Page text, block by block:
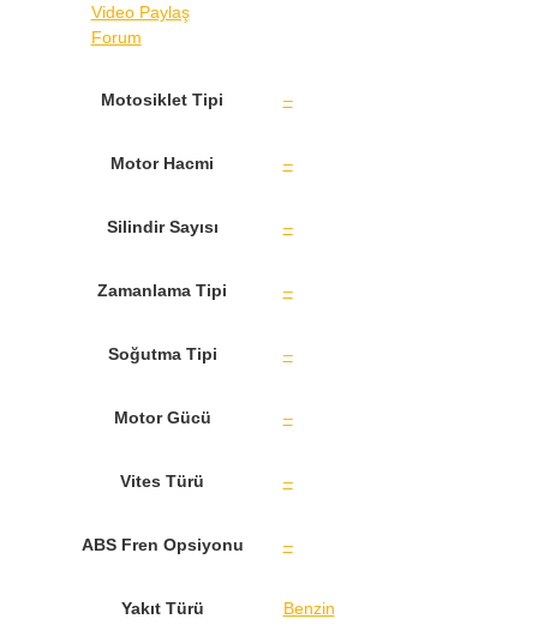
Video Paylaş
Forum
Motosiklet Tipi –
Motor Hacmi –
Silindir Sayısı –
Zamanlama Tipi –
Soğutma Tipi –
Motor Gücü –
Vites Türü –
ABS Fren Opsiyonu –
Yakıt Türü Benzin